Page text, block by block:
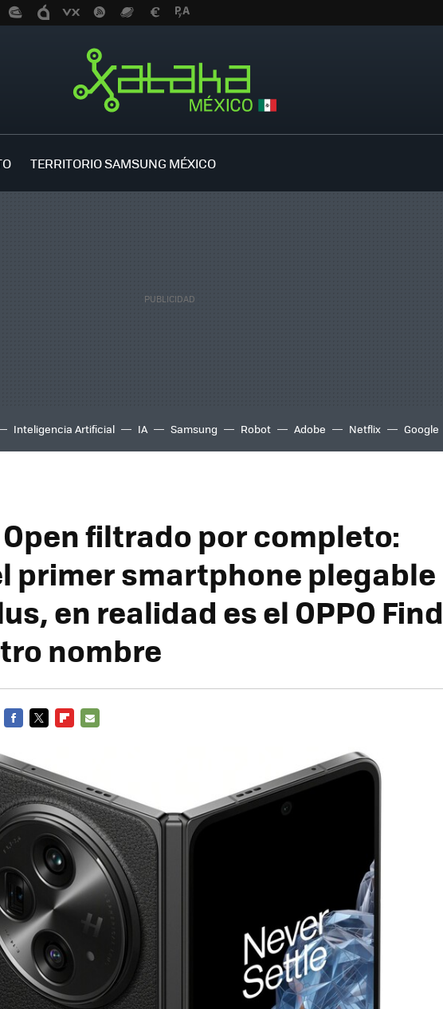
TERRITORIO SAMSUNG MÉXICO
Inteligencia Artificial IA Samsung Robot Adobe Netflix Google
filtrado por completo:
primer smartphone plegable
en realidad es el OPPO Find
nombre